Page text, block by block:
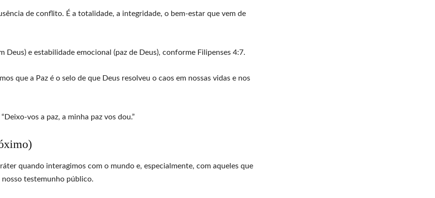
de conflito. É a totalidade, a integridade, o bem-estar que vem de
e estabilidade emocional (paz de Deus), conforme Filipenses 4:7.
que a Paz é o selo de que Deus resolveu o caos em nossas vidas e nos
vos a paz, a minha paz vos dou.”
quando interagimos com o mundo e, especialmente, com aqueles que
testemunho público.